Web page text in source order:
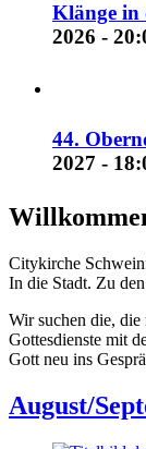
Klänge in
2026 -
44.
2027 -
Citykirche
In die Stadt. Zu
Wir suchen die,
Gottesdienste mit
Gott neu ins
August/